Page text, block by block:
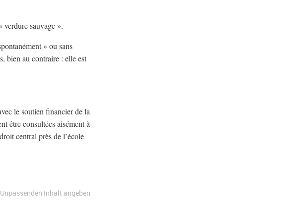
sauvage ».
» ou sans
bien au contraire : elle est
le soutien financier de la
être consultées aisément à
central près de l’école
Unpassenden Inhalt angeben